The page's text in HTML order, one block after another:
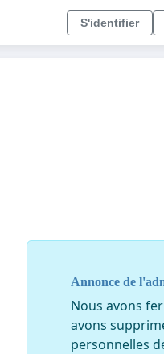
S'identifier
Annonce de
Nous avons
avons
personnelles